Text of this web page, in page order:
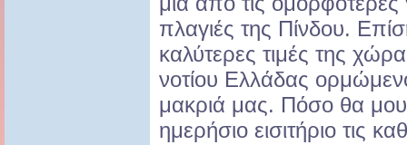
πλαγιές της Πίνδου.
καλύτερες τιμές της
νοτίου Ελλάδας
μακριά μας. Πόσο θα μου
ημερήσιο εισιτήριο τις